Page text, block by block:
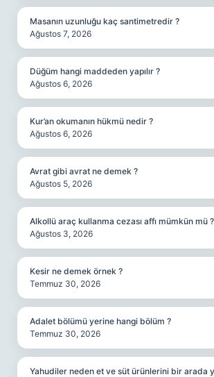
Masanın uzunluğu kaç santimetredir ?
Ağustos 7, 2026
Düğüm hangi maddeden yapılır ?
Ağustos 6, 2026
Kur’an okumanın hükmü nedir ?
Ağustos 6, 2026
Avrat gibi avrat ne demek ?
Ağustos 5, 2026
Alkollü araç kullanma cezası affı mümkün mü ?
Ağustos 3, 2026
Kesir ne demek örnek ?
Temmuz 30, 2026
Adalet bölümü yerine hangi bölüm ?
Temmuz 30, 2026
Yahudiler neden et ve süt ürünlerini bir arada